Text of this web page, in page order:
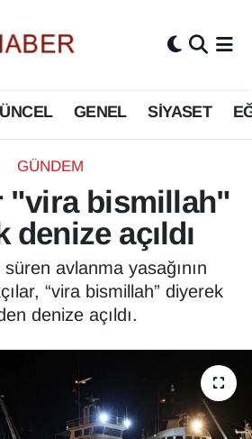
GENEL SİYASET
GÜNDEM
"vira bismillah"
denize açıldı
avlanma yasağının
“vira bismillah” diyerek
denize açıldı.
Haritası
Durumu ve Fikstür